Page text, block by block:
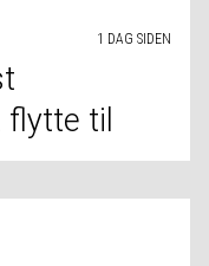
1 DAG SIDEN
til